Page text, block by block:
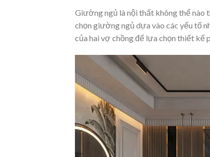
Giường ngủ là nội thất không thể nào
chọn giường ngủ dựa vào các yếu tố
của hai vợ chồng để lựa chọn thiết kế